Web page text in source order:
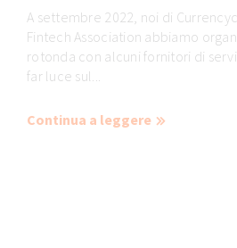
A settembre 2022, noi di
Fintech Association abbiamo
rotonda con alcuni fornitori di
far luce sul...
Continua a leggere